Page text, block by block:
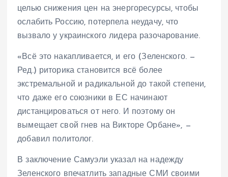
целью снижения цен на энергоресурсы, чтобы
ослабить Россию, потерпела неудачу, что
вызвало у украинского лидера разочарование.
«Всё это накапливается, и его (Зеленского. —
Ред.) риторика становится всё более
экстремальной и радикальной до такой степени,
что даже его союзники в ЕС начинают
дистанцироваться от него. И поэтому он
вымещает свой гнев на Викторе Орбане», —
добавил политолог.
В заключение Самуэли указал на надежду
Зеленского впечатлить западные СМИ своими